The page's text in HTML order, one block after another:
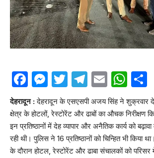
Facebook
Messenger
Twitter
Telegram
Email
देहरादून :देहरादून के एसएसपी अजय सिंह ने शुक्रवार
क्षेत्र के होटलों, रेस्टोरेंट और ढाबों का औचक निरीक्षण
इन प्रतिष्ठानों में देह व्यापार और अनैतिक कार्य को
रही थी। पुलिस ने 16 प्रतिष्ठानों को चिन्हित भी किया
के दौरान होटल, रेस्टोरेंट और ढाबा संचालकों को